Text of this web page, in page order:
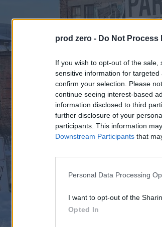
prod zero - Do Not Process
If you wish to opt-out of the
sensitive information for
confirm your selection. Please
continue seeing interest-based
information disclosed to third
further disclosure of your
participants. This information
Downstream Participants that
Personal Data Processing
I want to opt-out of the
Opted In